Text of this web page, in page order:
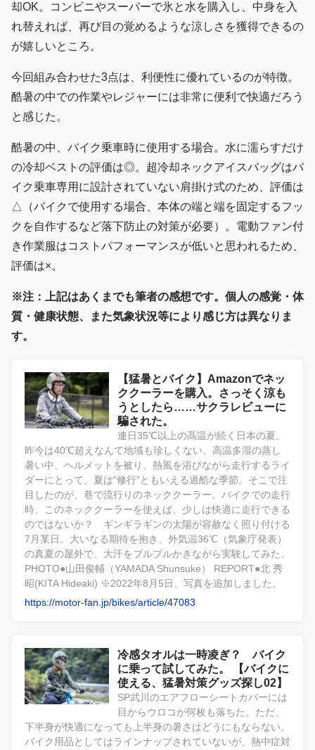
却OK。コンビニやスーパーで氷と水を購入し、中身を入
れ替えれば、再び目の覚めるような涼しさを獲得できるの
が嬉しいところ。
今回組み合わせた3点は、利便性に優れているのが特徴。
酷暑の中での作業やレジャーには非常に便利で快適だろう
と感じた。
酷暑の中、バイク乗車時に使用する場合。水に濡らすだけ
の冷却ベストの評価は◎。超冷却ネックアイスバッグはバ
イク乗車専用に設計されていない肩掛け式のため、評価は
△（バイクで使用する場合、本体の端と端を固定するフッ
クを自作するなど落下防止の対策が必要）。電動ファン付
き作業服はコストパフォーマンスが低いと思われるため、
評価は×。
※注：上記はあくまでも筆者の感想です。個人の感覚・体
質・健康状態、また気象状況等により感じ方は異なりま
す。
【猛暑とバイク】Amazonでネッ
ククーラーを購入。さっそく涼も
うとしたら……サクラレビューに
騙された。
連日35℃以上の高温が続く日本の夏。
昨今は40℃超えなんて地域も珍しくない。高温多湿の蒸し
暑い中、ヘルメットを被り、熱風を浴びながら走行するライ
ダーにとって、夏は“修行”ともいえる過酷な季節。そこで注
目したのが、巷で流行りのネッククーラー。バイクでの走行
時、このネッククーラーを使えば、少しは快適に走行できる
のではないか？ ギンギラギンの太陽が容赦なく照り付ける
7月某日。大いなる期待を抱き、外気温36℃（気象庁発表）
の真夏の屋外で、大汗をブルブルかきながら実験してみた。
PHOTO●山田俊輔（YAMADA Shunsuke） REPORT●北 秀
昭(KITA Hideaki) ※2022年8月5日、写真を追加しました。
https://motor-fan.jp/bikes/article/47083
冷感タオルは一時凌ぎ？ バイク
に乗って試してみた。 【バイクに
使える、猛暑対策グッズ探し02】
SP武川のエアフローシートカバーには
目からウロコが何枚も落ちた。ただ、
下半身が快適になっても上半身の暑さはどうにもならない。
バイク用品としてはラインナップされていないが、熱中症対